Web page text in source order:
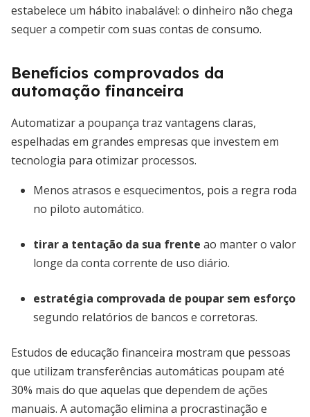
estabelece um hábito inabalável: o dinheiro não chega
sequer a competir com suas contas de consumo.
Benefícios comprovados da
automação financeira
Automatizar a poupança traz vantagens claras,
espelhadas em grandes empresas que investem em
tecnologia para otimizar processos.
Menos atrasos e esquecimentos, pois a regra roda
no piloto automático.
tirar a tentação da sua frente ao manter o valor
longe da conta corrente de uso diário.
estratégia comprovada de poupar sem esforço
segundo relatórios de bancos e corretoras.
Estudos de educação financeira mostram que pessoas
que utilizam transferências automáticas poupam até
30% mais do que aquelas que dependem de ações
manuais. A automação elimina a procrastinação e